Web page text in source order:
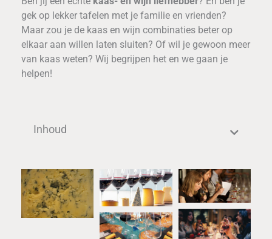
gek op lekker tafelen met je familie en vrienden?
Maar zou je de kaas en wijn combinaties beter op
elkaar aan willen laten sluiten? Of wil je gewoon meer
van kaas weten? Wij begrijpen het en we gaan je
helpen!
Inhoud